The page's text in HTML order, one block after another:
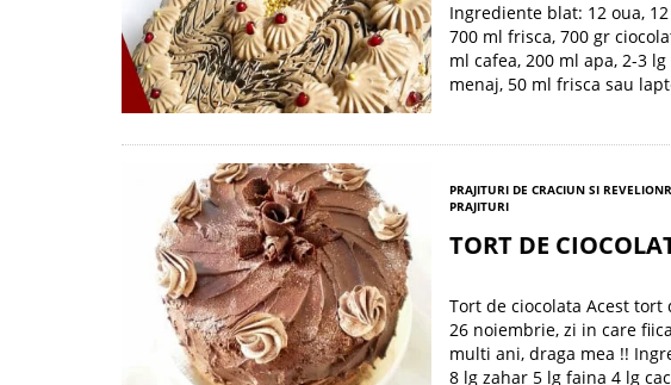
Ingrediente blat: 12 oua,
700 ml frisca, 700 gr
ml cafea, 200 ml apa, 2-3
menaj, 50 ml frisca sau
PRAJITURI DE CRACIUN SI REVELION
PRAJITURI
TORT DE
Tort de ciocolata Acest
26 noiembrie, zi in care
multi ani, draga mea !!
8 lg zahar 5 lg faina 4 lg